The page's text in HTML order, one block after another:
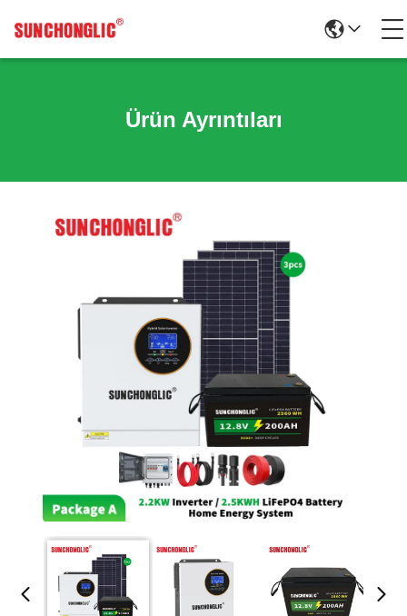
Ürün Ayrıntıları